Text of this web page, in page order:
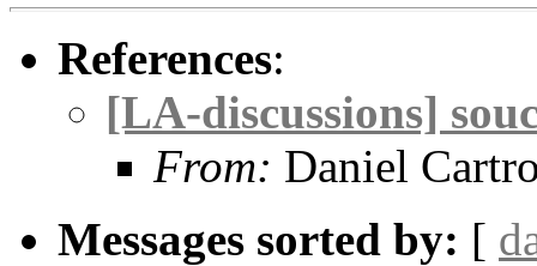
References:
[LA-discussions]
From: Daniel
Messages sorted by: [